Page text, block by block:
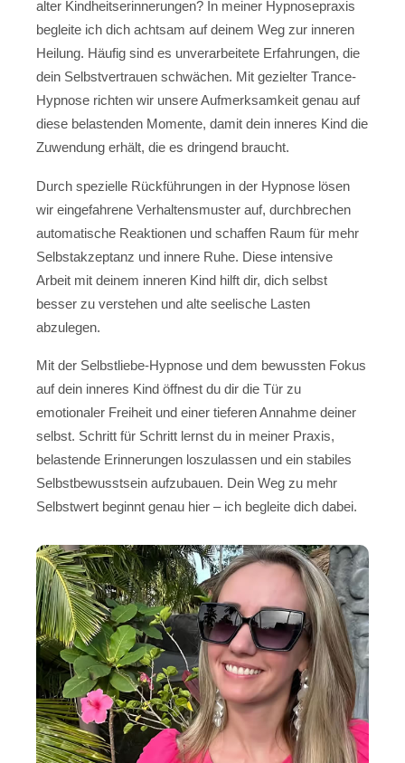
alter Kindheitserinnerungen? In meiner Hypnosepraxis
begleite ich dich achtsam auf deinem Weg zur inneren
Heilung. Häufig sind es unverarbeitete Erfahrungen, die
dein Selbstvertrauen schwächen. Mit gezielter Trance-
Hypnose richten wir unsere Aufmerksamkeit genau auf
diese belastenden Momente, damit dein inneres Kind die
Zuwendung erhält, die es dringend braucht.
Durch spezielle Rückführungen in der Hypnose lösen
wir eingefahrene Verhaltensmuster auf, durchbrechen
automatische Reaktionen und schaffen Raum für mehr
Selbstakzeptanz und innere Ruhe. Diese intensive
Arbeit mit deinem inneren Kind hilft dir, dich selbst
besser zu verstehen und alte seelische Lasten
abzulegen.
Mit der Selbstliebe-Hypnose und dem bewussten Fokus
auf dein inneres Kind öffnest du dir die Tür zu
emotionaler Freiheit und einer tieferen Annahme deiner
selbst. Schritt für Schritt lernst du in meiner Praxis,
belastende Erinnerungen loszulassen und ein stabiles
Selbstbewusstsein aufzubauen. Dein Weg zu mehr
Selbstwert beginnt genau hier – ich begleite dich dabei.